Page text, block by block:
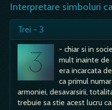
Interpretare simboluri
Trei - 3
- chiar si in
mult inainte de
era incarcata
ca primul
armoniei, desavarsirii,
trebuie sa stie acest lucru